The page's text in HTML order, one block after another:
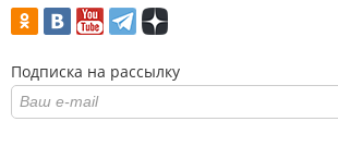
Подписка на рассылку